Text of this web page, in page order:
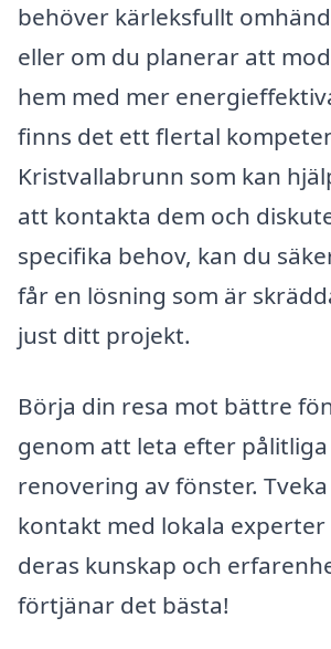
behöver kärleksfullt
eller om du planerar att
hem med mer
finns det ett flertal
Kristvallabrunn som kan
att kontakta dem och
specifika behov, kan du
får en lösning som är
just ditt projekt.
Börja din resa mot bättre
genom att leta efter
renovering av fönster.
kontakt med lokala experter
deras kunskap och
förtjänar det bästa!